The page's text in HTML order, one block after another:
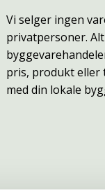
Vi selger ingen
privatpersoner.
pris, produkt
med din lokale